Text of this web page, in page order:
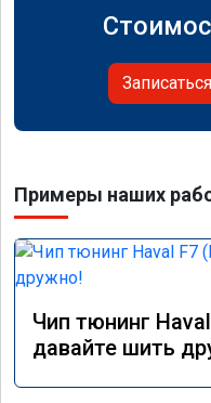
Записаться
Примеры наших
Чип тюнинг
давайте шить